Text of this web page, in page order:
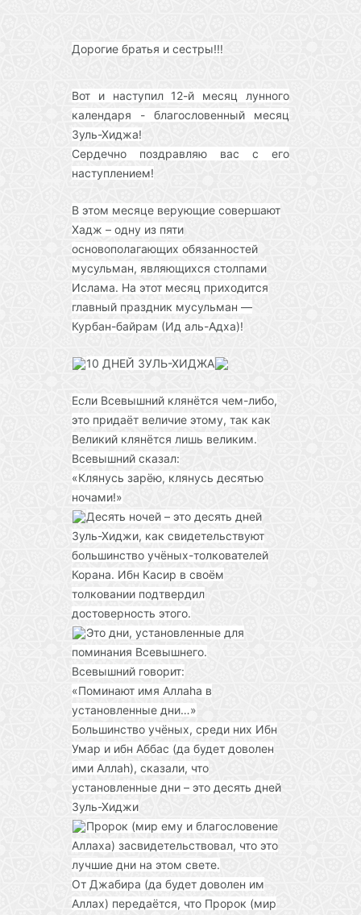
Дорогие братья и сестры!!!
Вот и наступил 12-й месяц лунного
календаря - благословенный месяц
Зуль-Хиджа!
Сердечно поздравляю вас с его
наступлением!
В этом месяце верующие совершают
Хадж – одну из пяти
основополагающих обязанностей
мусульман, являющихся столпами
Ислама. На этот месяц приходится
главный праздник мусульман —
Курбан-байрам (Ид аль-Адха)!
10 ДНЕЙ ЗУЛЬ-ХИДЖА
Если Всевышний клянётся чем-либо,
это придаёт величие этому, так как
Великий клянётся лишь великим.
Всевышний сказал:
«Клянусь зарёю, клянусь десятью
ночами!»
Десять ночей – это десять дней
Зуль-Хиджи, как свидетельствуют
большинство учёных-толкователей
Корана. Ибн Касир в своём
толковании подтвердил
достоверность этого.
Это дни, установленные для
поминания Всевышнего.
Всевышний говорит:
«Поминают имя Аллаhа в
установленные дни…»
Большинство учёных, среди них Ибн
Умар и ибн Аббас (да будет доволен
ими Аллаh), сказали, что
установленные дни – это десять дней
Зуль-Хиджи
Пророк (мир ему и благословение
Аллаха) засвидетельствовал, что это
лучшие дни на этом свете.
От Джабира (да будет доволен им
Аллах) передаётся, что Пророк (мир